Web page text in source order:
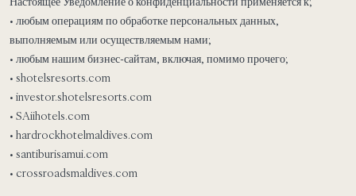
• любым операциям по обработке персональных данных,
выполняемым или осуществляемым нами;
• любым нашим бизнес-сайтам, включая, помимо прочего;
• shotelsresorts.com
• investor.shotelsresorts.com
• SAiihotels.com
• hardrockhotelmaldives.com
• santiburisamui.com
• crossroadsmaldives.com